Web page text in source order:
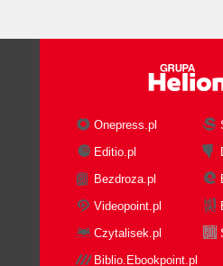
Onepress.pl
Editio.pl
Bezdroza.pl
Videopoint.pl
Czytalisek.pl
Biblio.Ebookpoint.pl